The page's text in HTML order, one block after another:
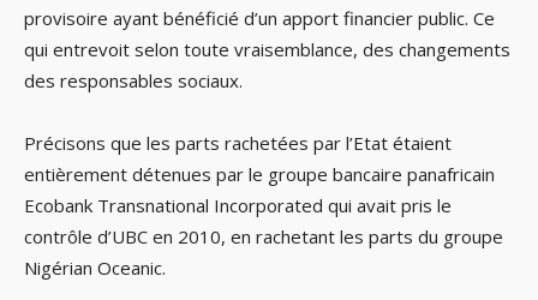
provisoire ayant bénéficié d’un apport financier public. Ce
qui entrevoit selon toute vraisemblance, des changements
des responsables sociaux.
Précisons que les parts rachetées par l’Etat étaient
entièrement détenues par le groupe bancaire panafricain
Ecobank Transnational Incorporated qui avait pris le
contrôle d’UBC en 2010, en rachetant les parts du groupe
Nigérian Oceanic.